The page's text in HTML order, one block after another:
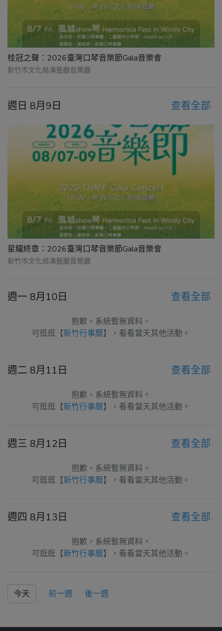
桂冠之聲：2026臺灣口琴音樂節Gala音樂會
新竹市文化局演藝廳音樂廳
週日 8月9日 查看全部
星耀終章：2026臺灣口琴音樂節Gala音樂會
新竹市文化局演藝廳音樂廳
週一 8月10日 查看全部
抱歉，系統暫無資料。
可逛逛【新竹行事曆】，看看當天其他活動。
週二 8月11日 查看全部
抱歉，系統暫無資料。
可逛逛【新竹行事曆】，看看當天其他活動。
週三 8月12日 查看全部
抱歉，系統暫無資料。
可逛逛【新竹行事曆】，看看當天其他活動。
週四 8月13日 查看全部
抱歉，系統暫無資料。
可逛逛【新竹行事曆】，看看當天其他活動。
今天 前一週 後一週